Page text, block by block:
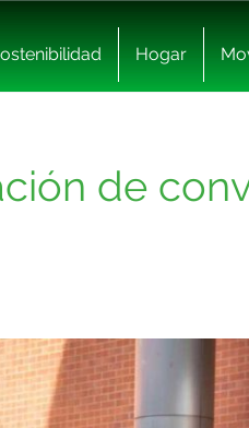
Hogar
de